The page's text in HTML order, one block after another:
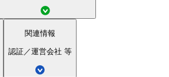
関連情報
認証／運営会社 等